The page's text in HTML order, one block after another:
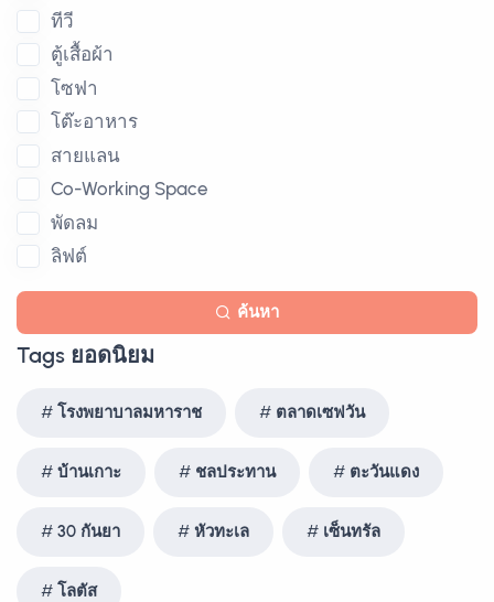
ทีวี
ตู้เสื้อผ้า
โซฟา
โต๊ะอาหาร
สายแลน
Co-Working Space
พัดลม
ลิฟต์
ค้นหา
Tags ยอดนิยม
โรงพยาบาลมหาราช ตลาดเซฟวัน
บ้านเกาะ ชลประทาน ตะวันแดง
30 กันยา หัวทะเล เซ็นทรัล
โลตัส